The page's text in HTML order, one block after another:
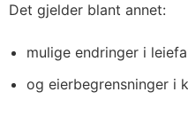
Det gjelder blant annet:
mulige endringer i
og eierbegrensninger i